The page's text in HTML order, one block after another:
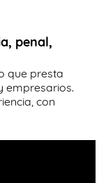
penal,
que presta
empresarios.
con